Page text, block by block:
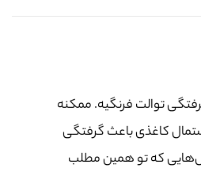
توالت فرنگیه. ممکنه
کاغذی باعث گرفتگی
که تو همین مطلب